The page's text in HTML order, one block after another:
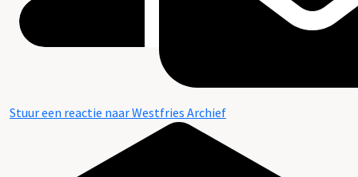
Stuur een reactie naar Westfries Archief